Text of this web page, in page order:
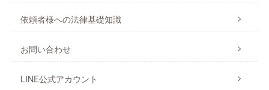
依頼者様への法律基礎知識
お問い合わせ
LINE公式アカウント